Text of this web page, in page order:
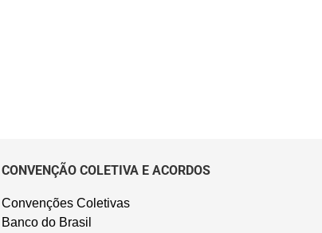
CONVENÇÃO COLETIVA E ACORDOS
Convenções Coletivas
Banco do Brasil